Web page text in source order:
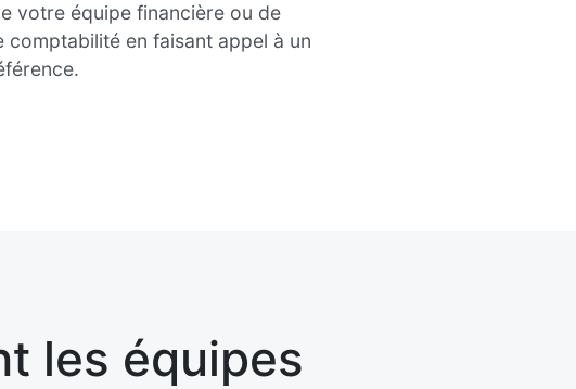
votre équipe financière ou de
en faisant appel à un
les équipes